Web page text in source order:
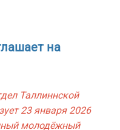
на
Таллиннской
23 января 2026
молодёжный